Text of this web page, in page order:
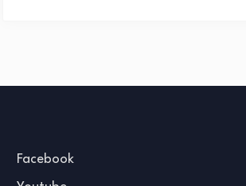
Facebook